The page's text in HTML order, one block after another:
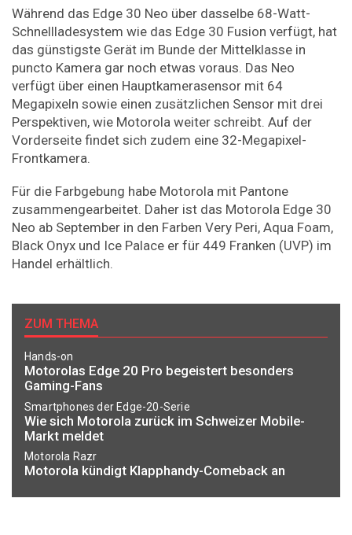
Während das Edge 30 Neo über dasselbe 68-Watt-
Schnellladesystem wie das Edge 30 Fusion verfügt, hat
das günstigste Gerät im Bunde der Mittelklasse in
puncto Kamera gar noch etwas voraus. Das Neo
verfügt über einen Hauptkamerasensor mit 64
Megapixeln sowie einen zusätzlichen Sensor mit drei
Perspektiven, wie Motorola weiter schreibt. Auf der
Vorderseite findet sich zudem eine 32-Megapixel-
Frontkamera.
Für die Farbgebung habe Motorola mit Pantone
zusammengearbeitet. Daher ist das Motorola Edge 30
Neo ab September in den Farben Very Peri, Aqua Foam,
Black Onyx und Ice Palace er für 449 Franken (UVP) im
Handel erhältlich.
ZUM THEMA
Hands-on
Motorolas Edge 20 Pro begeistert besonders
Gaming-Fans
Smartphones der Edge-20-Serie
Wie sich Motorola zurück im Schweizer Mobile-
Markt meldet
Motorola Razr
Motorola kündigt Klapphandy-Comeback an